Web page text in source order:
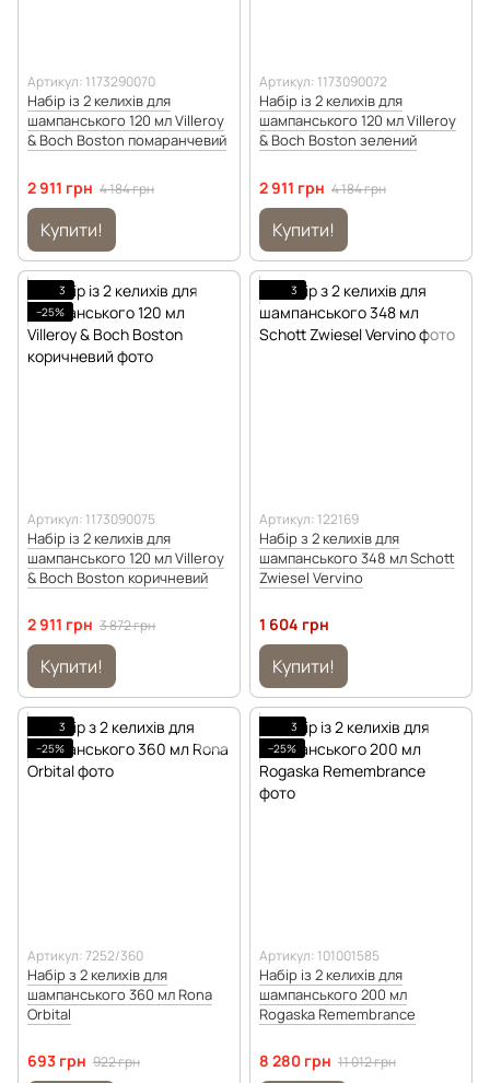
Артикул: 1173290070
Набір із 2 келихів для
шампанського 120 мл Villeroy
& Boch Boston помаранчевий
2 911 грн 4 184 грн
Купити!
Артикул: 1173090072
Набір із 2 келихів для
шампанського 120 мл Villeroy
& Boch Boston зелений
2 911 грн 4 184 грн
Купити!
3
−25%
Артикул: 1173090075
Набір із 2 келихів для
шампанського 120 мл Villeroy
& Boch Boston коричневий
2 911 грн 3 872 грн
Купити!
3
Артикул: 122169
Набір з 2 келихів для
шампанського 348 мл Schott
Zwiesel Vervino
1 604 грн
Купити!
3
−25%
Артикул: 7252/360
Набір з 2 келихів для
шампанського 360 мл Rona
Orbital
693 грн 922 грн
3
−25%
Артикул: 101001585
Набір із 2 келихів для
шампанського 200 мл
Rogaska Remembrance
8 280 грн 11 012 грн